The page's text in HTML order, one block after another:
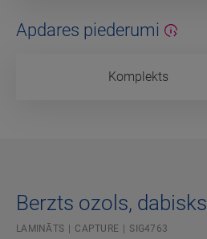
Apdares piederumi
Komplekts
Berzts ozols, dabisks
LAMINĀTS CAPTURE SIG4763